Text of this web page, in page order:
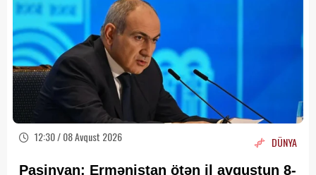
12:30 / 08 Avqust 2026 DÜNYA
Paşinyan: Ermənistan ötən il avqustun 8-